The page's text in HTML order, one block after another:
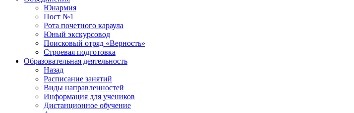
Юнармия
Пост №1
Рота почетного караула
Юный экскурсовод
Поисковый отряд «Верность»
Строевая подготовка
Образовательная деятельность
Назад
Расписание занятий
Виды направленностей
Информация для учеников
Дистанционное обучение